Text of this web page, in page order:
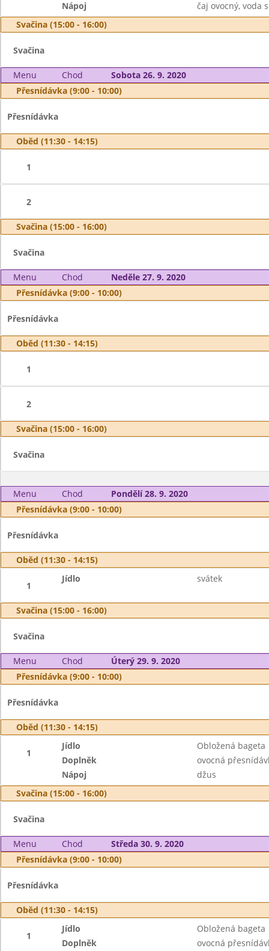
Nápoj
čaj ovocný, voda
Svačina (15:00 - 16:00)
Svačina
Menu Chod
Sobota 26. 9. 2020
Přesnídávka (9:00 - 10:00)
Přesnídávka
Oběd (11:30 - 14:15)
1
2
Svačina (15:00 - 16:00)
Svačina
Menu Chod
Neděle 27. 9. 2020
Přesnídávka (9:00 - 10:00)
Přesnídávka
Oběd (11:30 - 14:15)
1
2
Svačina (15:00 - 16:00)
Svačina
Menu Chod
Pondělí 28. 9. 2020
Přesnídávka (9:00 - 10:00)
Přesnídávka
Oběd (11:30 - 14:15)
1
Jídlo svátek
Svačina (15:00 - 16:00)
Svačina
Menu Chod
Úterý 29. 9. 2020
Přesnídávka (9:00 - 10:00)
Přesnídávka
Oběd (11:30 - 14:15)
1
Jídlo
Obložená bageta
Doplněk
ovocná
Nápoj
džus
Svačina (15:00 - 16:00)
Svačina
Menu Chod
Středa 30. 9. 2020
Přesnídávka (9:00 - 10:00)
Přesnídávka
Oběd (11:30 - 14:15)
1
Jídlo
Obložená bageta
Doplněk
ovocná